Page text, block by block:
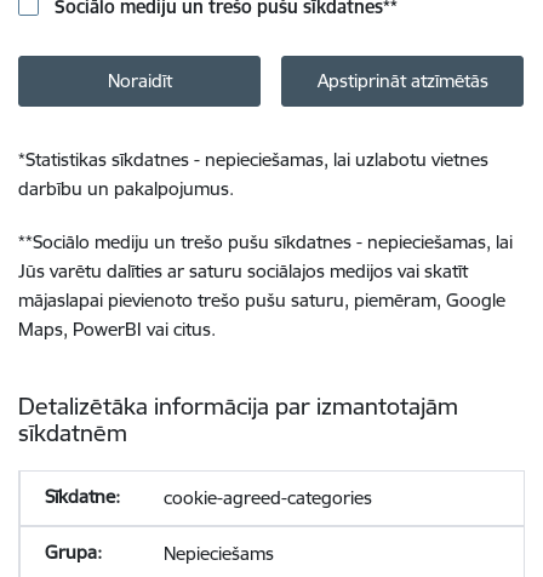
Sociālo mediju un trešo pušu sīkdatnes**
Noraidīt Apstiprināt atzīmētās
*Statistikas sīkdatnes - nepieciešamas, lai uzlabotu vietnes
darbību un pakalpojumus.
**Sociālo mediju un trešo pušu sīkdatnes - nepieciešamas, lai
Jūs varētu dalīties ar saturu sociālajos medijos vai skatīt
mājaslapai pievienoto trešo pušu saturu, piemēram, Google
Maps, PowerBI vai citus.
Detalizētāka informācija par izmantotajām
sīkdatnēm
cookie-agreed-categories
Nepieciešams